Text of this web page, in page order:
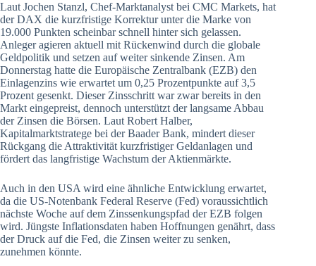
Laut Jochen Stanzl, Chef-Marktanalyst bei CMC Markets, hat
der DAX die kurzfristige Korrektur unter die Marke von
19.000 Punkten scheinbar schnell hinter sich gelassen.
Anleger agieren aktuell mit Rückenwind durch die globale
Geldpolitik und setzen auf weiter sinkende Zinsen. Am
Donnerstag hatte die Europäische Zentralbank (EZB) den
Einlagenzins wie erwartet um 0,25 Prozentpunkte auf 3,5
Prozent gesenkt. Dieser Zinsschritt war zwar bereits in den
Markt eingepreist, dennoch unterstützt der langsame Abbau
der Zinsen die Börsen. Laut Robert Halber,
Kapitalmarktstratege bei der Baader Bank, mindert dieser
Rückgang die Attraktivität kurzfristiger Geldanlagen und
fördert das langfristige Wachstum der Aktienmärkte.
Auch in den USA wird eine ähnliche Entwicklung erwartet,
da die US-Notenbank Federal Reserve (Fed) voraussichtlich
nächste Woche auf dem Zinssenkungspfad der EZB folgen
wird. Jüngste Inflationsdaten haben Hoffnungen genährt, dass
der Druck auf die Fed, die Zinsen weiter zu senken,
zunehmen könnte.